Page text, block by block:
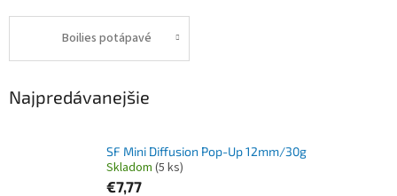
Boilies potápavé
Najpredávanejšie
SF Mini Diffusion Pop-Up 12mm/30g
Skladom (5 ks)
€7,77